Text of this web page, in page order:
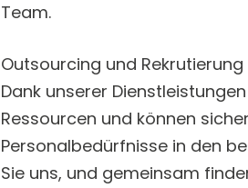
Team.
Outsourcing und
Dank unserer
Ressourcen und können
Personalbedürfnisse in den
Sie uns, und gemeinsam